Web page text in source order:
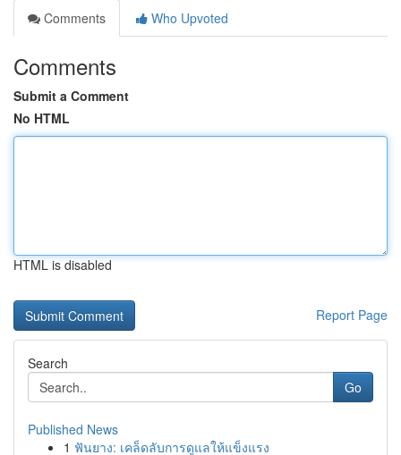
Comments
Who Upvoted
Comments
Submit a Comment
No HTML
HTML is disabled
Report Page
Search
Go
Published News
1 ฟันยาง: เคล็ดลับการดูแลให้แข็งแรง